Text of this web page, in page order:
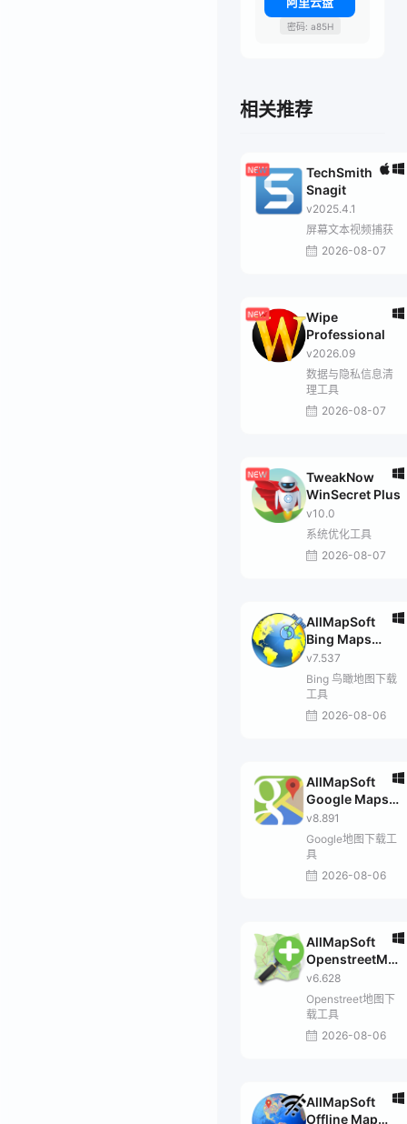
密码: a85H
相关推荐
TechSmith
Snagit
v2025.4.1
屏幕文本视频捕获
2026-08-07
Wipe
Professional
v2026.09
数据与隐私信息清
理工具
2026-08-07
TweakNow
WinSecret Plus
v10.0
系统优化工具
2026-08-07
AllMapSoft
Bing Maps
Downloader
v7.537
Bing 鸟瞰地图下载
工具
2026-08-06
AllMapSoft
Google Maps
Downloader
v8.891
Google地图下载工
具
2026-08-06
AllMapSoft
OpenstreetMap
Downloader
v6.628
Openstreet地图下
载工具
2026-08-06
AllMapSoft
Offline Map